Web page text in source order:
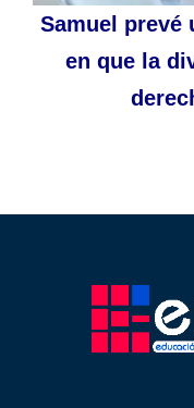
Samuel prevé
en que la